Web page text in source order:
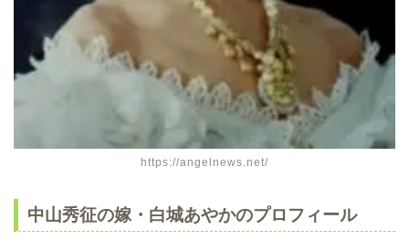
https://angelnews.net/
中山秀征の嫁・白城あやかのプロフィール